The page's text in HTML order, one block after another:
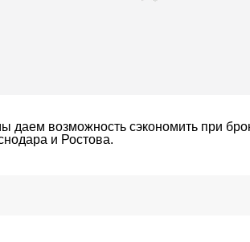
даем возможность сэкономить при
и Ростова.